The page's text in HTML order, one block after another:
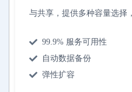
与共享，提供多种容量选择
99.9% 服务可用性
自动数据备份
弹性扩容